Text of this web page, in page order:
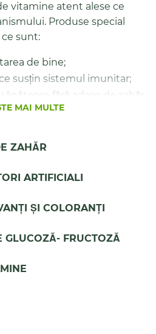
vitamine atent alese ce
Produse special
sunt:
de bine;
susțin sistemul imunitar;
fără adaos de zahăr
sănătatea și starea ta de
MAI MULTE
ZAHĂR
ARTIFICIALI
ȘI COLORANȚI
GLUCOZĂ- FRUCTOZĂ